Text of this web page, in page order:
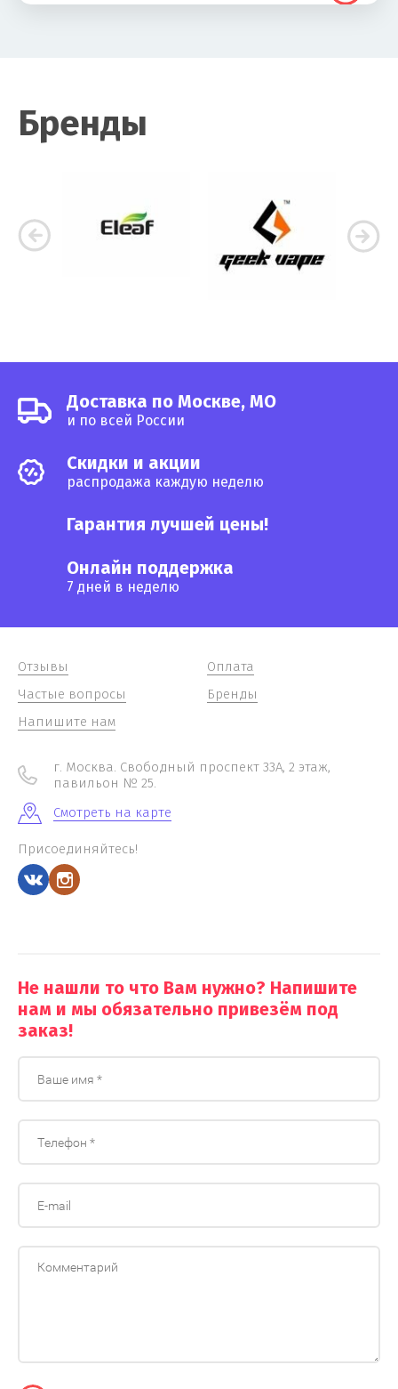
Бренды
Доставка по Москве, МО
и по всей России
Cкидки и акции
распродажа каждую неделю
Гарантия лучшей цены!
Онлайн поддержка
7 дней в неделю
Отзывы
Частые вопросы
Напишите нам
Оплата
Бренды
г. Москва. Свободный проспект 33А, 2 этаж,
павильон № 25.
Смотреть на карте
Присоединяйтесь!
Не нашли то что Вам нужно? Напишите
нам и мы обязательно привезём под
заказ!